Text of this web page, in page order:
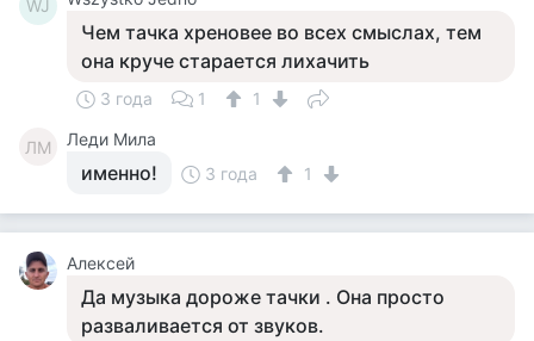
WJ
Чем тачка хреновее во всех смыслах, тем
она круче старается лихачить
3 года 1 1
ЛМ Леди Мила
именно! 3 года 1
Алексей
Да музыка дороже тачки . Она просто
разваливается от звуков.